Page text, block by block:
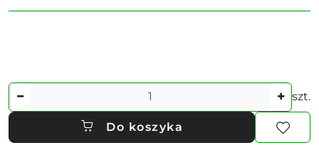
Ilość szt.
Do koszyka